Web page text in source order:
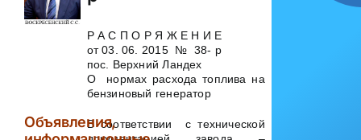
Р А С П О Р Я Ж Е Н И Е
от 03. 06. 2015 № 38- р
пос. Верхний Ландех
О нормах расхода топлива на
бензиновый генератор
В соответствии с технической
Объявления,